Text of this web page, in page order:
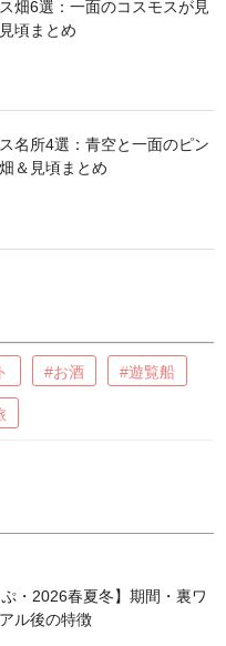
畑6選：一面のコスモスが見
頃まとめ
名所4選：青空と一面のピン
＆見頃まとめ
#お酒 #遊覧船
ぷ・2026春夏冬】期間・裏ワ
ル後の特徴